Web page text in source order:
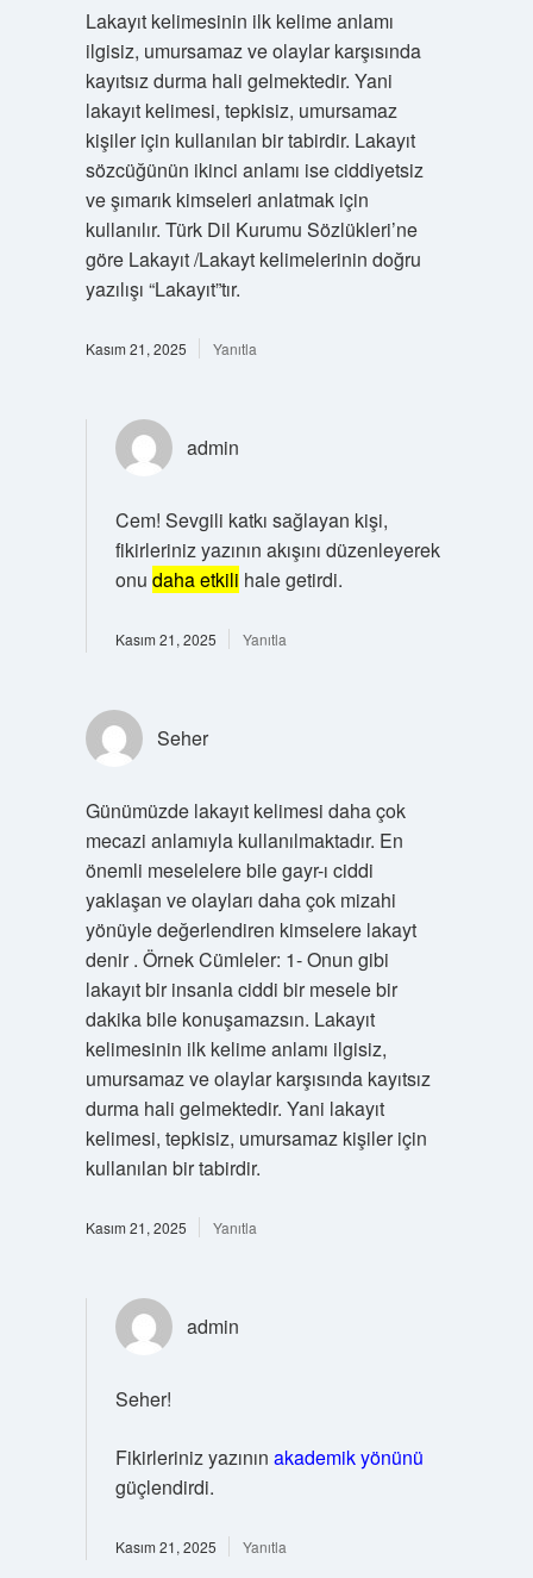
Lakayıt kelimesinin ilk kelime anlamı
ilgisiz, umursamaz ve olaylar karşısında
kayıtsız durma hali gelmektedir. Yani
lakayıt kelimesi, tepkisiz, umursamaz
kişiler için kullanılan bir tabirdir. Lakayıt
sözcüğünün ikinci anlamı ise ciddiyetsiz
ve şımarık kimseleri anlatmak için
kullanılır. Türk Dil Kurumu Sözlükleri’ne
göre Lakayıt /Lakayt kelimelerinin doğru
yazılışı “Lakayıt”tır.
Kasım 21, 2025 Yanıtla
admin
Cem! Sevgili katkı sağlayan kişi,
fikirleriniz yazının akışını düzenleyerek
onu daha etkili hale getirdi.
Kasım 21, 2025 Yanıtla
Seher
Günümüzde lakayıt kelimesi daha çok
mecazi anlamıyla kullanılmaktadır. En
önemli meselelere bile gayr-ı ciddi
yaklaşan ve olayları daha çok mizahi
yönüyle değerlendiren kimselere lakayt
denir . Örnek Cümleler: 1- Onun gibi
lakayıt bir insanla ciddi bir mesele bir
dakika bile konuşamazsın. Lakayıt
kelimesinin ilk kelime anlamı ilgisiz,
umursamaz ve olaylar karşısında kayıtsız
durma hali gelmektedir. Yani lakayıt
kelimesi, tepkisiz, umursamaz kişiler için
kullanılan bir tabirdir.
Kasım 21, 2025 Yanıtla
admin
Seher!
Fikirleriniz yazının akademik yönünü
güçlendirdi.
Kasım 21, 2025 Yanıtla